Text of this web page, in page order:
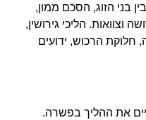
בני הזוג, הסכם ממון,
וצוואות. הליכי גירושין,
חלוקת הרכוש, ידועים
את ההליך בפשרה.